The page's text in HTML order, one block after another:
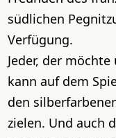
südlichen
Verfügung.
Jeder, der
kann auf dem
den
zielen. Und auch